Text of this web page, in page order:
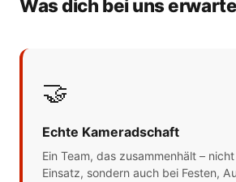
Was dich bei uns
🤝
Echte Kameradschaft
Ein Team, das zusammenhält –
Einsatz, sondern auch bei Festen,